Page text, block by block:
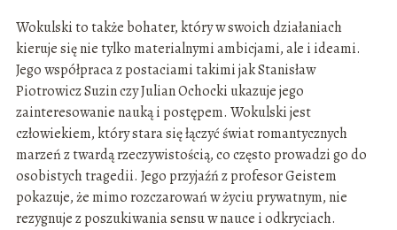
Wokulski to także bohater, który w swoich działaniach
kieruje się nie tylko materialnymi ambicjami, ale i ideami.
Jego współpraca z postaciami takimi jak Stanisław
Piotrowicz Suzin czy Julian Ochocki ukazuje jego
zainteresowanie nauką i postępem. Wokulski jest
człowiekiem, który stara się łączyć świat romantycznych
marzeń z twardą rzeczywistością, co często prowadzi go do
osobistych tragedii. Jego przyjaźń z profesor Geistem
pokazuje, że mimo rozczarowań w życiu prywatnym, nie
rezygnuje z poszukiwania sensu w nauce i odkryciach.